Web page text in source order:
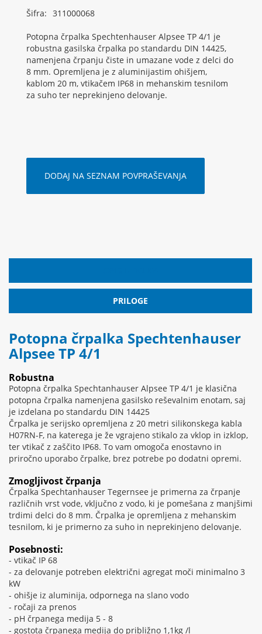
Šifra: 311000068
Potopna črpalka Spechtenhauser Alpsee TP 4/1 je
robustna gasilska črpalka po standardu DIN 14425,
namenjena črpanju čiste in umazane vode z delci do
8 mm. Opremljena je z aluminijastim ohišjem,
kablom 20 m, vtikačem IP68 in mehanskim tesnilom
za suho ter neprekinjeno delovanje.
DODAJ NA SEZNAM POVPRAŠEVANJA
PRILOGE
Potopna črpalka Spechtenhauser
Alpsee TP 4/1
Robustna
Potopna črpalka Spechtanhauser Alpsee TP 4/1 je klasična
potopna črpalka namenjena gasilsko reševalnim enotam, saj
je izdelana po standardu DIN 14425
Črpalka je serijsko opremljena z 20 metri silikonskega kabla
H07RN-F, na katerega je že vgrajeno stikalo za vklop in izklop,
ter vtikač z zaščito IP68. To vam omogoča enostavno in
priročno uporabo črpalke, brez potrebe po dodatni opremi.
Zmogljivost črpanja
Črpalka Spechtanhauser Tegernsee je primerna za črpanje
različnih vrst vode, vključno z vodo, ki je pomešana z manjšimi
trdimi delci do 8 mm. Črpalka je opremljena z mehanskim
tesnilom, ki je primerno za suho in neprekinjeno delovanje.
Posebnosti:
- vtikač IP 68
- za delovanje potreben električni agregat moči minimalno 3
kW
- ohišje iz aluminija, odpornega na slano vodo
- ročaji za prenos
- pH črpanega medija 5 - 8
- gostota črpanega medija do približno 1,1kg /l